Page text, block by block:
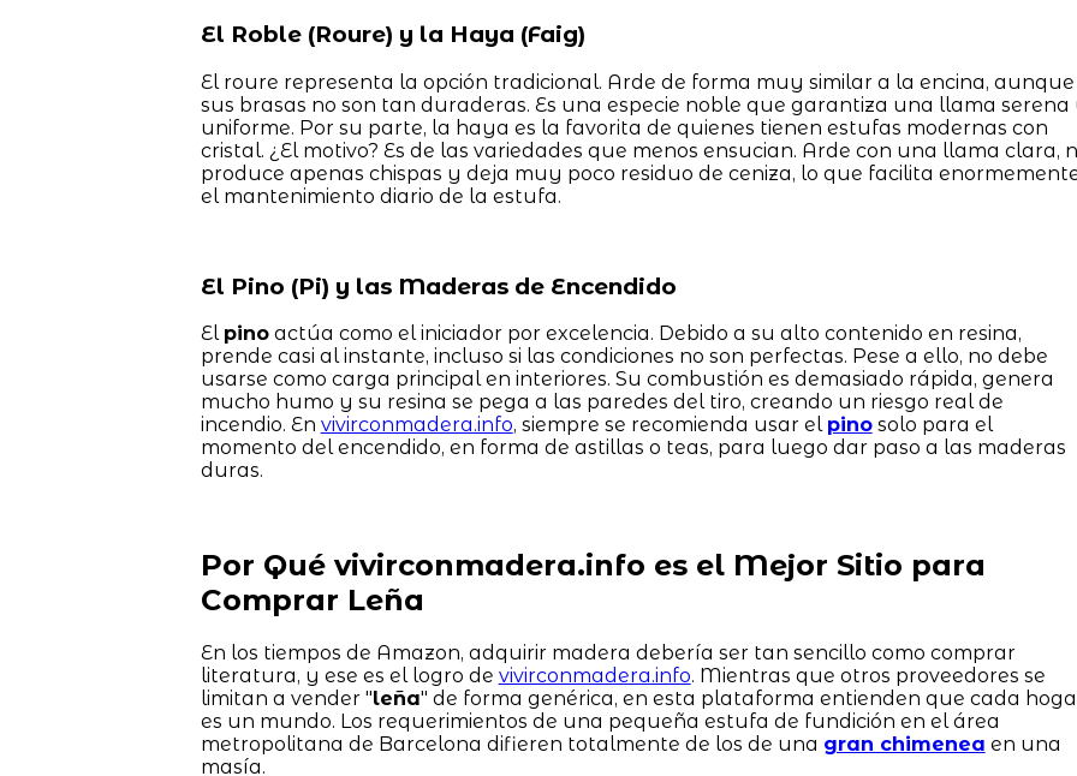
El Roble (Roure) y la Haya (Faig)
El roure representa la opción tradicional. Arde de forma muy similar a la encina, aunque
sus brasas no son tan duraderas. Es una especie noble que garantiza una llama serena
uniforme. Por su parte, la haya es la favorita de quienes tienen estufas modernas con
cristal. ¿El motivo? Es de las variedades que menos ensucian. Arde con una llama clara,
produce apenas chispas y deja muy poco residuo de ceniza, lo que facilita
el mantenimiento diario de la estufa.
El Pino (Pi) y las Maderas de Encendido
El pinoactúa como el iniciador por excelencia. Debido a su alto contenido en resina,
prende casi al instante, incluso si las condiciones no son perfectas. Pese a ello, no debe
usarse como carga principal en interiores. Su combustión es demasiado rápida, genera
mucho humo y su resina se pega a las paredes del tiro, creando un riesgo real de
incendio. En vivirconmadera.info, siempre se recomienda usar el pinosolo para el
momento del encendido, en forma de astillas o teas, para luego dar paso a las maderas
duras.
Por Qué vivirconmadera.info es el Mejor Sitio para
Comprar Leña
En los tiempos de Amazon, adquirir madera debería ser tan sencillo como comprar
literatura, y ese es el logro de vivirconmadera.info. Mientras que otros proveedores se
limitan a vender "leña" de forma genérica, en esta plataforma entienden que cada
es un mundo. Los requerimientos de una pequeña estufa de fundición en el área
metropolitana de Barcelona difieren totalmente de los de una gran chimenea en una
masía.